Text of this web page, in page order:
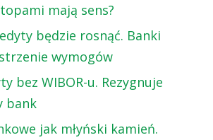
mają sens?
będzie rosnąć. Banki
wymogów
bez WIBOR-u. Rezygnuje
bank
jak młyński kamień.